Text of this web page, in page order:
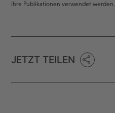
ihre Publikationen verwendet werden.
JETZT TEILEN